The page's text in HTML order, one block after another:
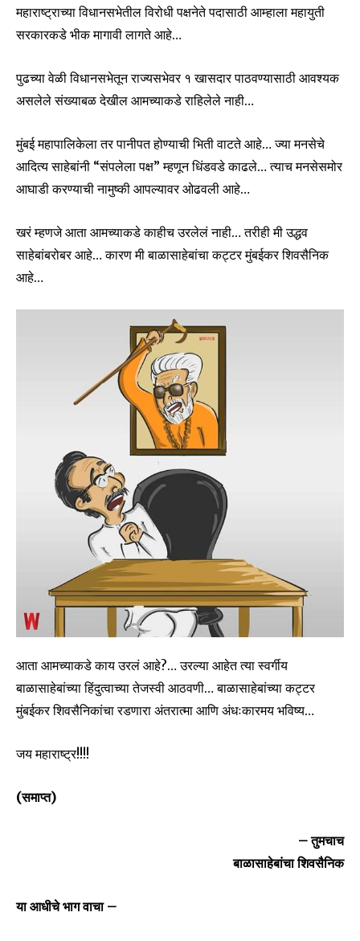
महाराष्ट्राच्या विधानसभेतील विरोधी पक्षनेते पदासाठी आम्हाला महायुती
सरकारकडे भीक मागावी लागते आहे…
पुढच्या वेळी विधानसभेतून राज्यसभेवर १ खासदार पाठवण्यासाठी आवश्यक
असलेले संख्याबळ देखील आमच्याकडे राहिलेले नाही…
मुंबई महापालिकेला तर पानीपत होण्याची भिती वाटते आहे… ज्या मनसेचे
आदित्य साहेबांनी “संपलेला पक्ष” म्हणून धिंडवडे काढले… त्याच मनसेसमोर
आघाडी करण्याची नामुष्की आपल्यावर ओढवली आहे…
खरं म्हणजे आता आमच्याकडे काहीच उरलेलं नाही… तरीही मी उद्धव
साहेबांबरोबर आहे… कारण मी बाळासाहेबांचा कट्टर मुंबईकर शिवसैनिक
आहे…
आता आमच्याकडे काय उरलं आहे?… उरल्या आहेत त्या स्वर्गीय
बाळासाहेबांच्या हिंदुत्वाच्या तेजस्वी आठवणी… बाळासाहेबांच्या कट्टर
मुंबईकर शिवसैनिकांचा रडणारा अंतरात्मा आणि अंधःकारमय भविष्य…
जय महाराष्ट्र!!!!
(समाप्त)
– तुमचाच
बाळासाहेबांचा शिवसैनिक
या आधीचे भाग वाचा –